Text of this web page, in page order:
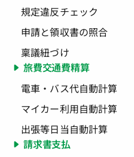
規定違反チェック
申請と領収書の照合
稟議紐づけ
旅費交通費精算
電車・バス代自動計算
マイカー利用自動計算
出張等日当自動計算
請求書支払